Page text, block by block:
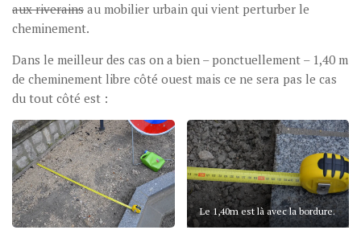
aux riverains au mobilier urbain qui vient perturber le
cheminement.
Dans le meilleur des cas on a bien – ponctuellement – 1,40 m
de cheminement libre côté ouest mais ce ne sera pas le cas
du tout côté est :
Le 1,40m est là avec la bordure.